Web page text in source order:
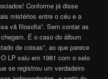
Conforme já disse
mistérios entre o céu e a
vã filosofia”. Sem contar as
É o caso do álbum
de coisas”, ao que parece
LP saiu em 1981 com o selo
se registrou um verdadeiro